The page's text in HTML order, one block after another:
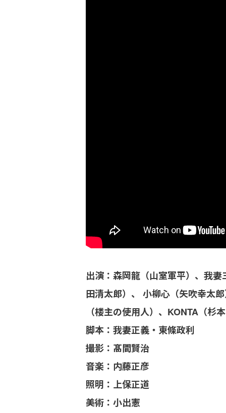
出演：森岡龍（山室軍平）、我
田清太郎）、 小柳心（矢吹幸太
（楼主の使用人）、KONTA（
脚本：我妻正義・東條政利
撮影：髙間賢治
音楽：内藤正彦
照明：上保正道
美術：小出憲